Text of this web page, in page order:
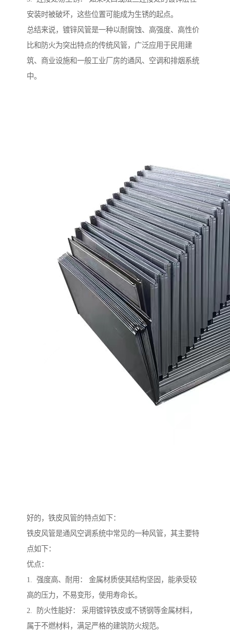
安装时被破坏，这些位置可能成为生锈的起点。
总结来说，镀锌风管是一种以耐腐蚀、高强度、高性价
比和防火为突出特点的传统风管，广泛应用于民用建
筑、商业设施和一般工业厂房的通风、空调和排烟系统
中。
好的，铁皮风管的特点如下：
铁皮风管是通风空调系统中常见的一种风管，其主要特
点如下：
优点：
1. 强度高、耐用： 金属材质使其结构坚固，能承受较
高的压力，不易变形，使用寿命长。
2. 防火性能好： 采用镀锌铁皮或不锈钢等金属材料，
属于不燃材料，满足严格的建筑防火规范。